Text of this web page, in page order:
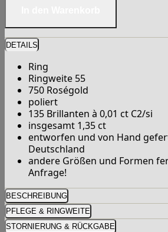
DETAILS
Ring
Ringweite 55
750 Roségold
poliert
135 Brillanten à 0,01 ct C2/si
insgesamt 1,35 ct
entworfen und von Hand
Deutschland
andere Größen und Formen
Anfrage!
BESCHREIBUNG
PFLEGE & RINGWEITE
STORNIERUNG & RÜCKGABE